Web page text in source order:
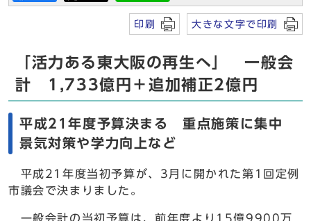
印刷 大きな文字で印刷
「活力ある東大阪の再生へ」 一般会
計 1,733億円＋追加補正2億円
平成21年度予算決まる 重点施策に集中
景気対策や学力向上など
平成21年度当初予算が、3月に開かれた第1回定例
市議会で決まりました。
一般会計の当初予算は、前年度より15億9900万